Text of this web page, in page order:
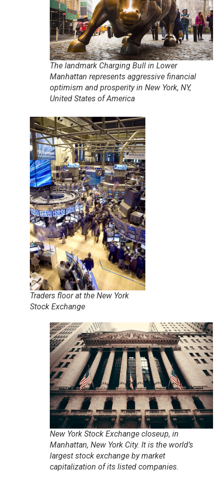
The landmark Charging Bull in Lower
Manhattan represents aggressive financial
optimism and prosperity in New York, NY,
United States of America
Traders floor at the New York
Stock Exchange
New York Stock Exchange closeup, in
Manhattan, New York City. It is the world’s
largest stock exchange by market
capitalization of its listed companies.